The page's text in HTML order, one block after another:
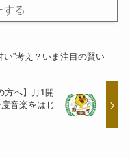
する
い”考え？いま注目の賢い
方へ】月1開
音楽をはじ